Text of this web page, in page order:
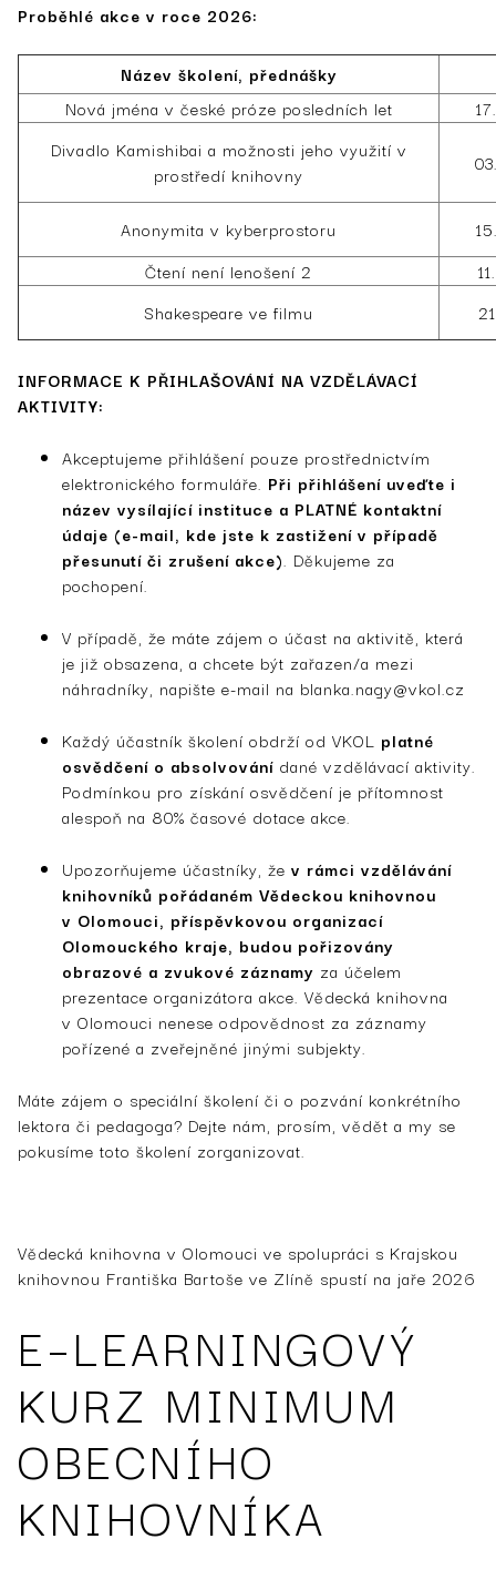
Proběhlé akce v roce 2026:
Název školení, přednášky
Nová jména v české próze posledních let
Divadlo Kamishibai a možnosti jeho využití v
prostředí knihovny
Anonymita v kyberprostoru
Čtení není lenošení 2
Shakespeare ve filmu
INFORMACE K PŘIHLAŠOVÁNÍ NA VZDĚLÁVACÍ
AKTIVITY:
Akceptujeme přihlášení pouze prostřednictvím
elektronického formuláře. Při přihlášení uveďte i
název vysílající instituce a PLATNÉ kontaktní
údaje (e-mail, kde jste k zastižení v případě
přesunutí či zrušení akce). Děkujeme za
pochopení.
V případě, že máte zájem o účast na aktivitě, která
je již obsazena, a chcete být zařazen/a mezi
náhradníky, napište e-mail na blanka.nagy@vkol.cz
Každý účastník školení obdrží od VKOL platné
osvědčení o absolvování dané vzdělávací aktivity.
Podmínkou pro získání osvědčení je přítomnost
alespoň na 80% časové dotace akce.
Upozorňujeme účastníky, že v rámci vzdělávání
knihovníků pořádaném Vědeckou knihovnou
v Olomouci, příspěvkovou organizací
Olomouckého kraje, budou pořizovány
obrazové a zvukové záznamy za účelem
prezentace organizátora akce. Vědecká knihovna
v Olomouci nenese odpovědnost za záznamy
pořízené a zveřejněné jinými subjekty.
Máte zájem o speciální školení či o pozvání konkrétního
lektora či pedagoga? Dejte nám, prosím, vědět a my se
pokusíme toto školení zorganizovat.
Vědecká knihovna v Olomouci ve spolupráci s Krajskou
knihovnou Františka Bartoše ve Zlíně spustí na jaře 2026
E–LEARNINGOVÝ
KURZ MINIMUM
OBECNÍHO
KNIHOVNÍKA